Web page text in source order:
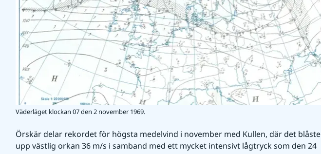
Väderläget klockan 07 den 2 november 1969.
Örskär delar rekordet för högsta medelvind i november med Kullen, där det blåste
upp västlig orkan 36 m/s i samband med ett mycket intensivt lågtryck som den 24